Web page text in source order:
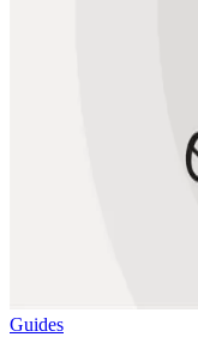
Guides